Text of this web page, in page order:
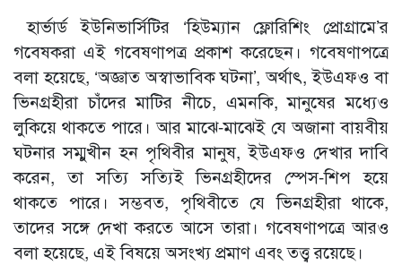
হার্ভার্ড ইউনিভার্সিটির ‘হিউম্যান ফ্লোরিশিং প্রোগ্রামে’র
গবেষকরা এই গবেষণাপত্র প্রকাশ করেছেন। গবেষণাপত্রে
বলা হয়েছে, ‘অজ্ঞাত অস্বাভাবিক ঘটনা’, অর্থাৎ, ইউএফও বা
ভিনগ্রহীরা চাঁদের মাটির নীচে, এমনকি, মানুষের মধ্যেও
লুকিয়ে থাকতে পারে। আর মাঝে-মাঝেই যে অজানা বায়বীয়
ঘটনার সম্মুখীন হন পৃথিবীর মানুষ, ইউএফও দেখার দাবি
করেন, তা সত্যি সত্যিই ভিনগ্রহীদের স্পেস-শিপ হয়ে
থাকতে পারে। সম্ভবত, পৃথিবীতে যে ভিনগ্রহীরা থাকে,
তাদের সঙ্গে দেখা করতে আসে তারা। গবেষণাপত্রে আরও
বলা হয়েছে, এই বিষয়ে অসংখ্য প্রমাণ এবং তত্ত্ব রয়েছে।